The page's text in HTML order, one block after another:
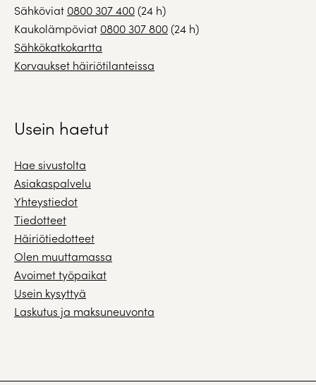
Sähköviat 0800 307 400(24 h)
Kaukolämpöviat 0800 307 800(24 h)
Sähkökatkokartta
Korvaukset häiriötilanteissa
Usein haetut
Hae sivustolta
Asiakaspalvelu
Yhteystiedot
Tiedotteet
Häiriötiedotteet
Olen muuttamassa
Avoimet työpaikat
Usein kysyttyä
Laskutus ja maksuneuvonta